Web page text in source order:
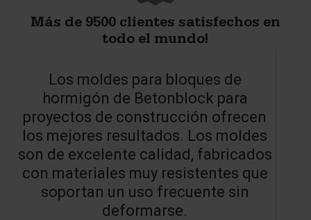
Más de 9500 clientes satisfechos en
todo el mundo!
Los moldes para bloques de
hormigón de Betonblock para
proyectos de construcción ofrecen
los mejores resultados. Los moldes
son de excelente calidad, fabricados
con materiales muy resistentes que
soportan un uso frecuente sin
deformarse.